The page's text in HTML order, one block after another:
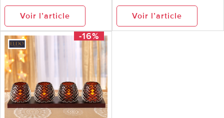
Voir l’article Voir l’article
-16%